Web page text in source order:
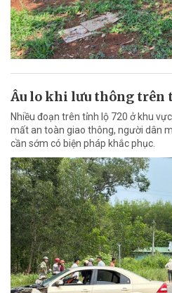
Âu lo khi lưu thông trên
Nhiều đoạn trên tỉnh lộ 720 ở khu
mất an toàn giao thông, người dân
cần sớm có biện pháp khắc phục.